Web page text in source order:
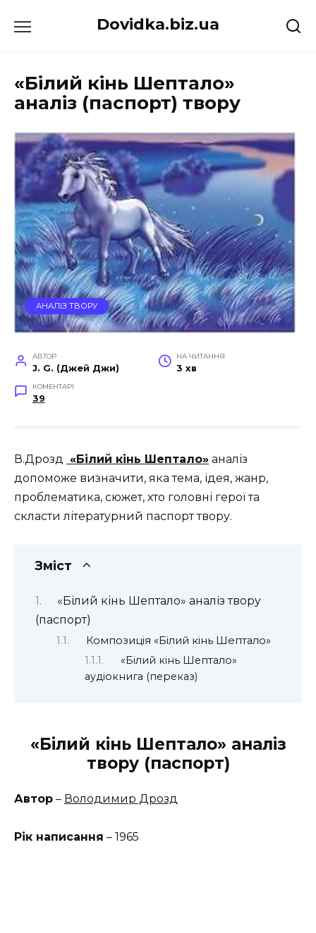
до
Dovidka.biz.ua
«Білий кінь Шептало»
аналіз (паспорт) твору
АНАЛІЗ ТВОРУ
АВТОР
J. G. (Джей Джи)
НА ЧИТАННЯ
3 хв
КОМЕНТАРІ
39
В.Дрозд «Білий кінь Шептало» аналіз
допоможе визначити, яка тема, ідея, жанр,
проблематика, сюжет, хто головні герої та
скласти літературний паспорт твору.
Зміст
«Білий кінь Шептало» аналіз твору
(паспорт)
Композиція «Білий кінь Шептало»
«Білий кінь Шептало»
аудіокнига (переказ)
«Білий кінь Шептало» аналіз
твору (паспорт)
Автор – Володимир Дрозд
Рік написання – 1965